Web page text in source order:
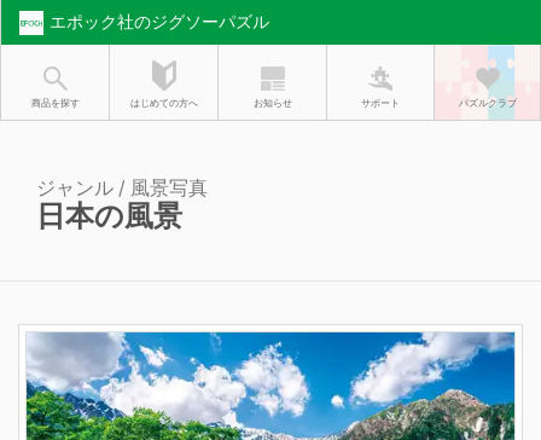
エポック社のジグソーパズル
商品を探す はじめての方へ お知らせ サポート パズルクラブ
ジャンル / 風景写真
日本の風景